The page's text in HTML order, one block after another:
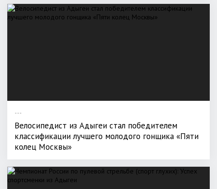
---
Велосипедист из Адыгеи стал победителем
классификации лучшего молодого гонщика «Пяти
колец Москвы»